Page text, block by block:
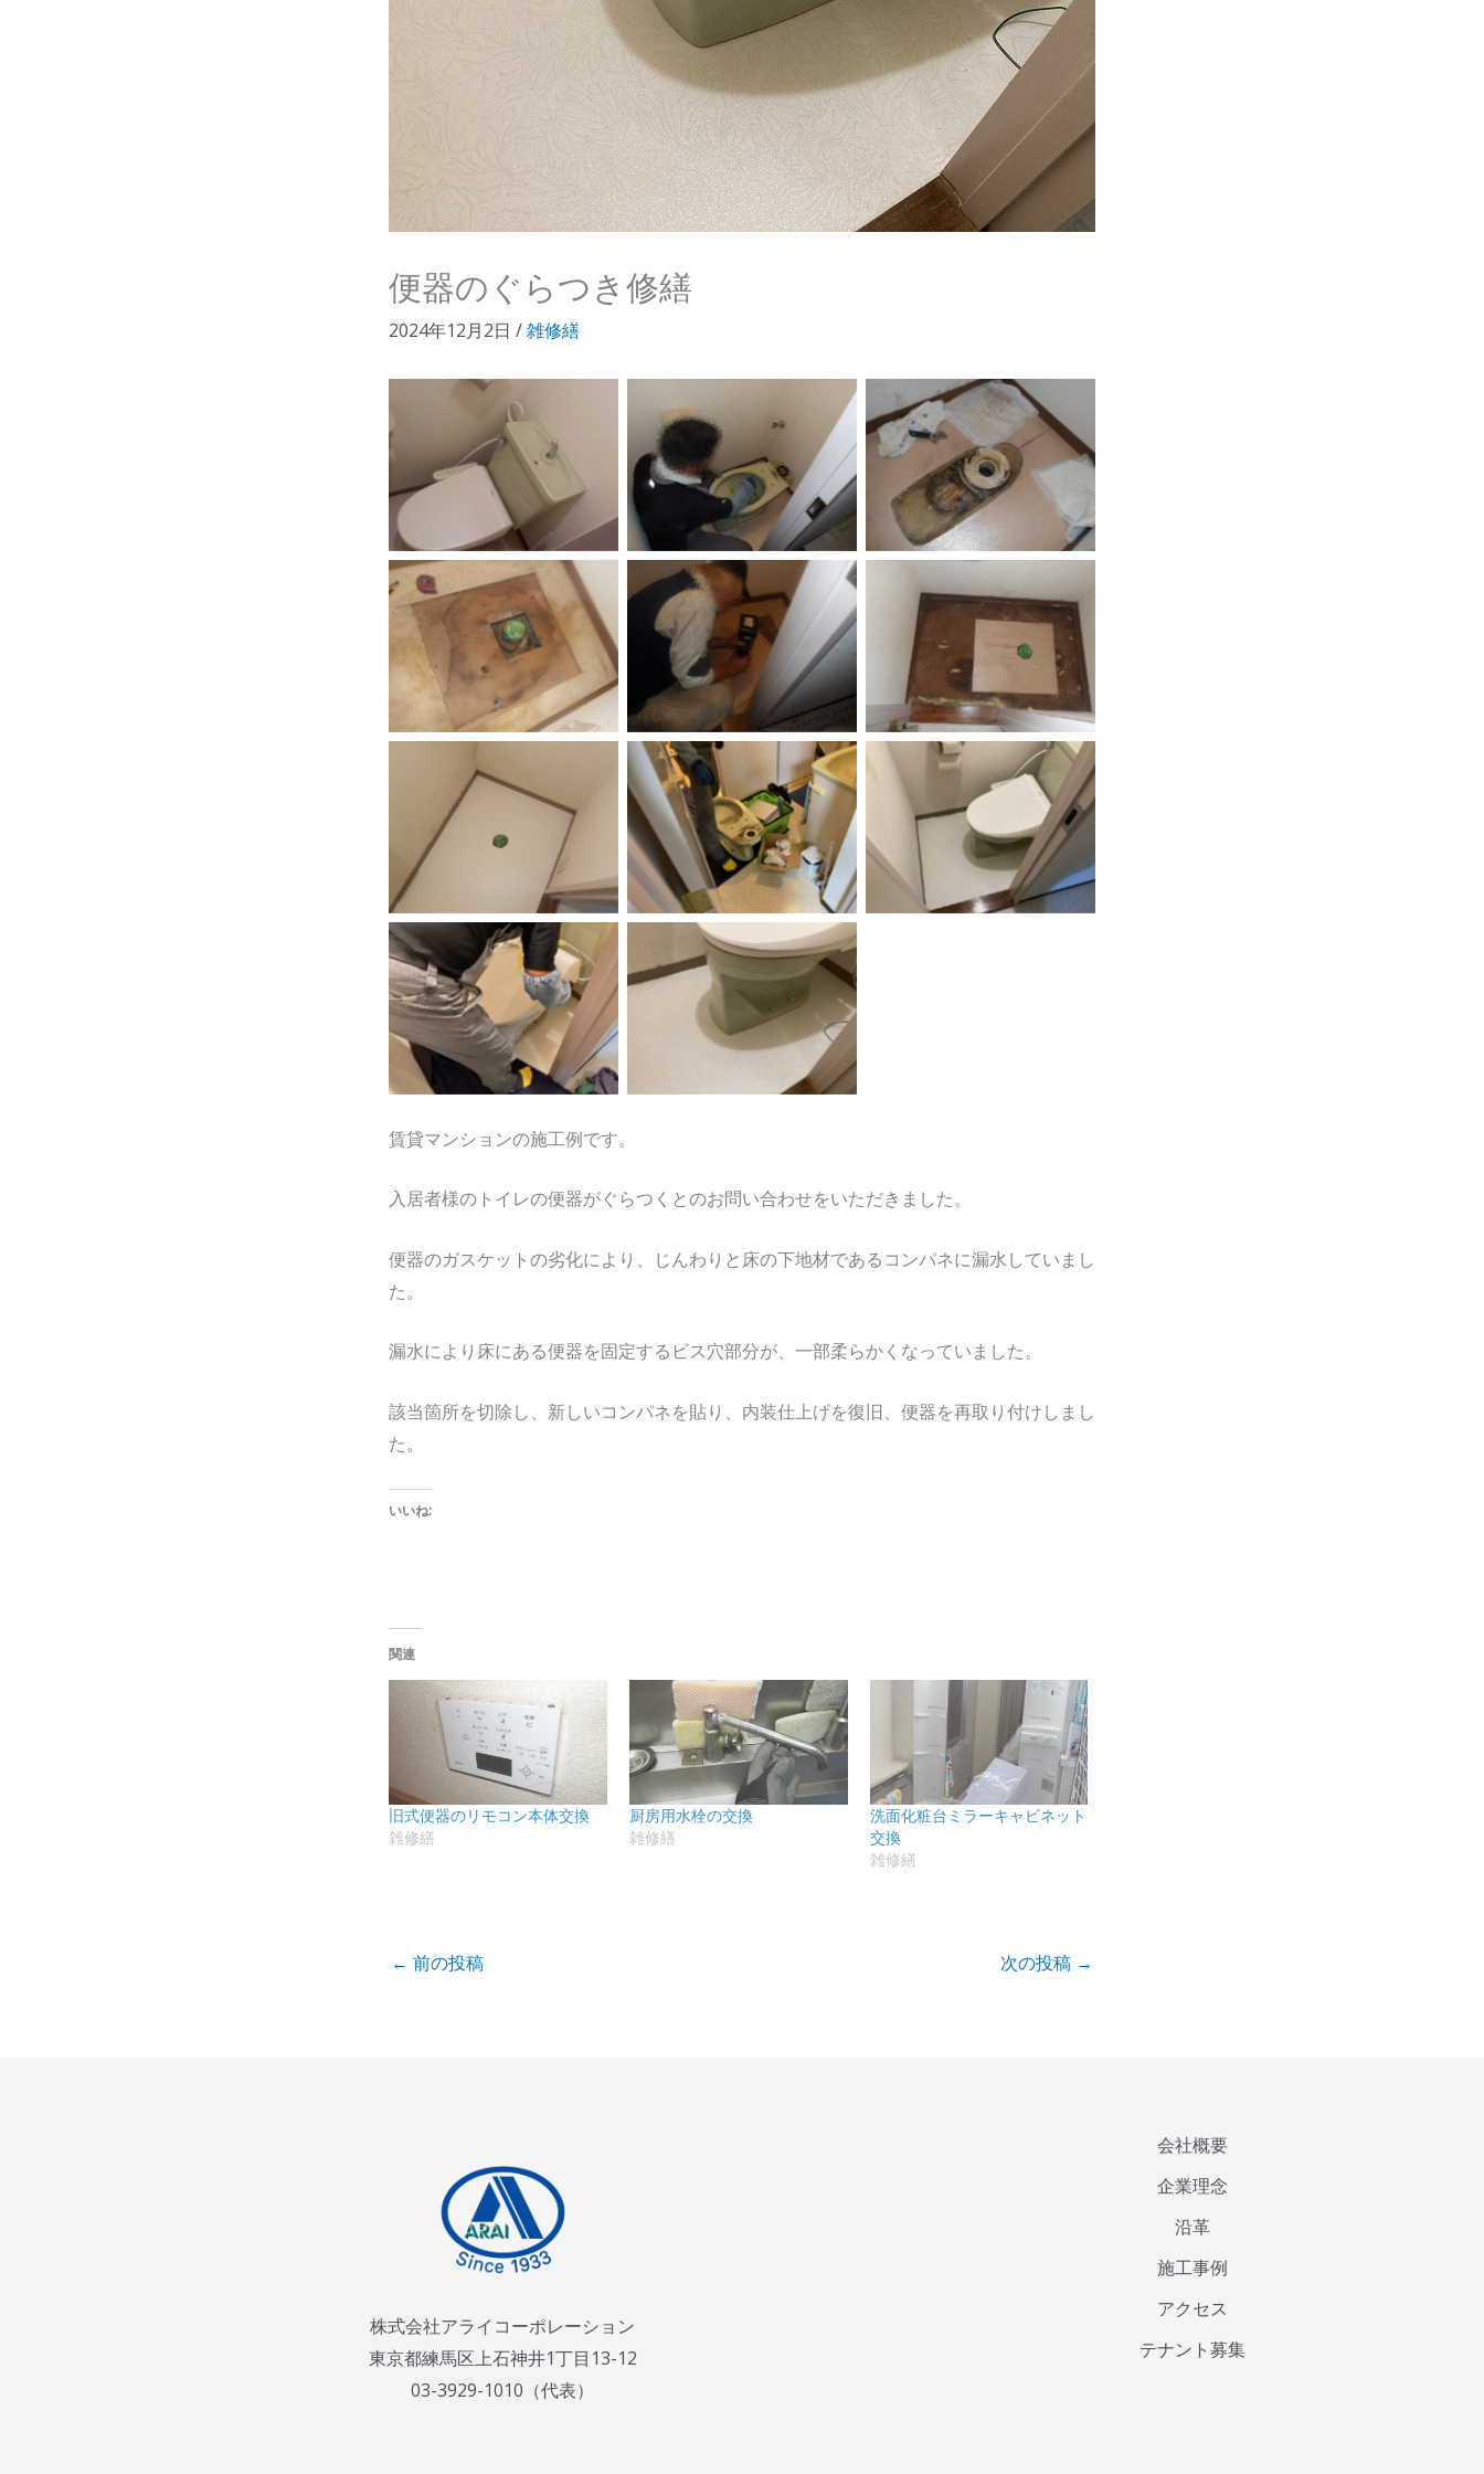
便器のぐらつき修繕
2024年12月2日 /雑修繕
No Caption No Caption No Caption
No Caption No Caption No Caption
No Caption No Caption
No Caption No Caption
賃貸マンションの施工例です。
入居者様のトイレの便器がぐらつくとのお問い合わせをいただきました。
便器のガスケットの劣化により、じんわりと床の下地材であるコンパネに漏水していまし
た。
漏水により床にある便器を固定するビス穴部分が、一部柔らかくなっていました。
該当箇所を切除し、新しいコンパネを貼り、内装仕上げを復旧、便器を再取り付けしまし
た。
いいね:
関連
旧式便器のリモコン本体交換
雑修繕
厨房用水栓の交換
雑修繕
洗面化粧台ミラーキャビネット
交換
雑修繕
← 前の投稿 次の投稿 →
株式会社アライコーポレーション
東京都練馬区上石神井1丁目13-12
03-3929-1010（代表）
会社概要
企業理念
沿革
施工事例
アクセス
テナント募集